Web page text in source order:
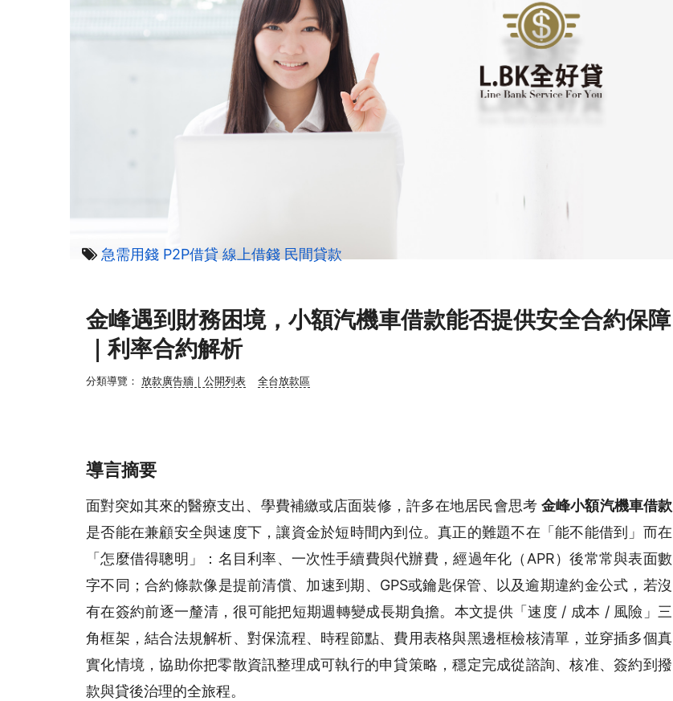
急需用錢 P2P借貸 線上借錢 民間貸款
金峰遇到財務困境，小額汽機車借款能否提供安全合約保障
｜利率合約解析
分類導覽： 放款廣告牆｜公開列表 全台放款區
導言摘要
面對突如其來的醫療支出、學費補繳或店面裝修，許多在地居民會思考 金峰小額汽機車借款
是否能在兼顧安全與速度下，讓資金於短時間內到位。真正的難題不在「能不能借到」而在
「怎麼借得聰明」：名目利率、一次性手續費與代辦費，經過年化（APR）後常常與表面數
字不同；合約條款像是提前清償、加速到期、GPS或鑰匙保管、以及逾期違約金公式，若沒
有在簽約前逐一釐清，很可能把短期週轉變成長期負擔。本文提供「速度 / 成本 / 風險」三
角框架，結合法規解析、對保流程、時程節點、費用表格與黑邊框檢核清單，並穿插多個真
實化情境，協助你把零散資訊整理成可執行的申貸策略，穩定完成從諮詢、核准、簽約到撥
款與貸後治理的全旅程。